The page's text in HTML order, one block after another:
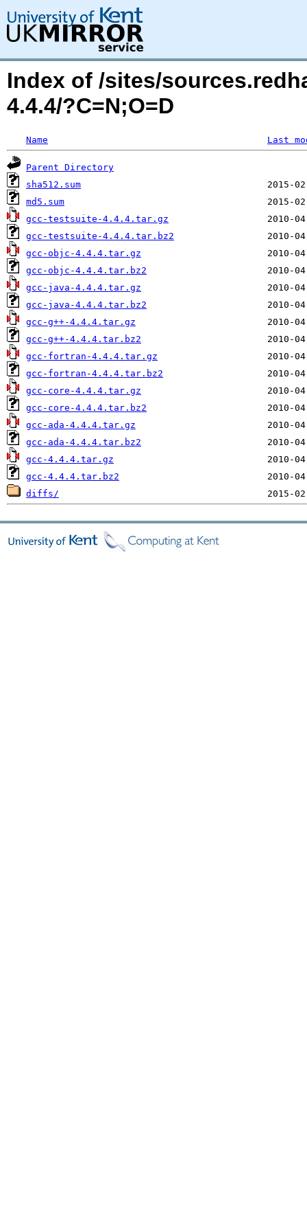
Index of /sites/
4.4.4/?C=N;O=D
Name Last
Parent Directory
sha512.sum
md5.sum
gcc-testsuite-4.4.4.tar.gz
gcc-testsuite-4.4.4.tar.bz2
gcc-objc-4.4.4.tar.gz
gcc-objc-4.4.4.tar.bz2
gcc-java-4.4.4.tar.gz
gcc-java-4.4.4.tar.bz2
gcc-g++-4.4.4.tar.gz
gcc-g++-4.4.4.tar.bz2
gcc-fortran-4.4.4.tar.gz
gcc-fortran-4.4.4.tar.bz2
gcc-core-4.4.4.tar.gz
gcc-core-4.4.4.tar.bz2
gcc-ada-4.4.4.tar.gz
gcc-ada-4.4.4.tar.bz2
gcc-4.4.4.tar.gz
gcc-4.4.4.tar.bz2
diffs/